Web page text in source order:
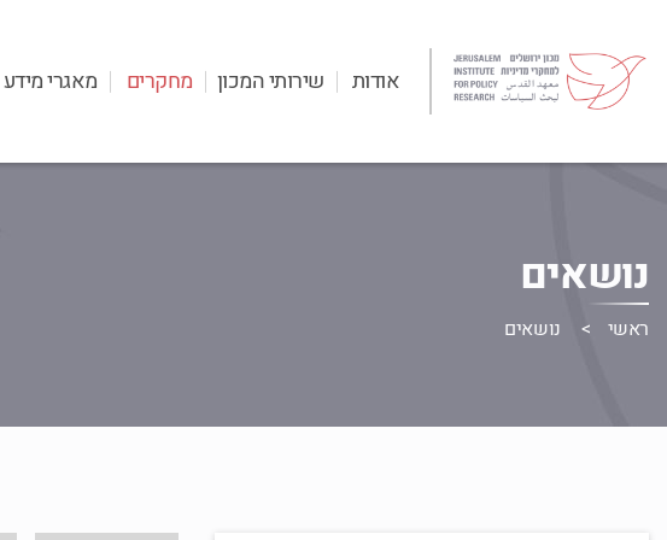
אודות שירותי המכון מחקרים מאגרי מידע
נושאים
ראשי נושאים